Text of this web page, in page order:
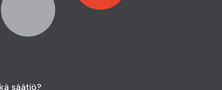
säätiö?